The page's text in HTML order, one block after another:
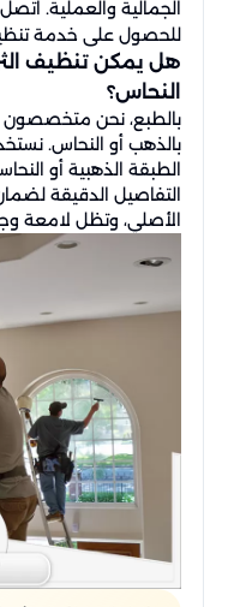
الجمالية والعملية. اتصل
للحصول على خدمة
هل يمكن تنظيف
النحاس؟
بالطبع، نحن متخصصون
بالذهب أو النحاس.
الطبقة الذهبية أو
التفاصيل الدقيقة
الأصلي، وتظل لامعة